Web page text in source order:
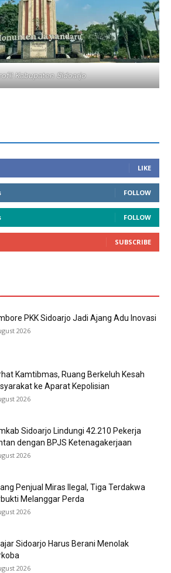
Kabupaten Sidoarjo
LIKE
FOLLOW
FOLLOW
SUBSCRIBE
PKK Sidoarjo Jadi Ajang Adu Inovasi
2026
Kamtibmas, Ruang Berkeluh Kesah
ke Aparat Kepolisian
2026
Sidoarjo Lindungi 42.210 Pekerja
dengan BPJS Ketenagakerjaan
2026
Penjual Miras Ilegal, Tiga Terdakwa
Melanggar Perda
2026
Sidoarjo Harus Berani Menolak
2026